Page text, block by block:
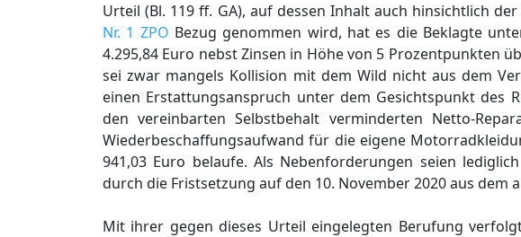
Urteil (Bl. 119 ff. GA), auf dessen Inhalt auch hinsichtlich
Nr. 1 ZPO Bezug genommen wird, hat es die Beklagte
4.295,84 Euro nebst Zinsen in Höhe von 5 Prozentpunkten
sei zwar mangels Kollision mit dem Wild nicht aus dem
einen Erstattungsanspruch unter dem Gesichtspunkt des
den vereinbarten Selbstbehalt verminderten Netto-
Wiederbeschaffungsaufwand für die eigene
941,03 Euro belaufe. Als Nebenforderungen seien
durch die Fristsetzung auf den 10. November 2020 aus dem
Mit ihrer gegen dieses Urteil eingelegten Berufung